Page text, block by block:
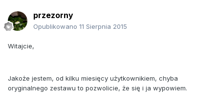
przezorny
Opublikowano 11 Sierpnia 2015
Witajcie,
Jakoże jestem, od kilku miesięcy użytkownikiem, chyba
oryginalnego zestawu to pozwolicie, że się i ja wypowiem.